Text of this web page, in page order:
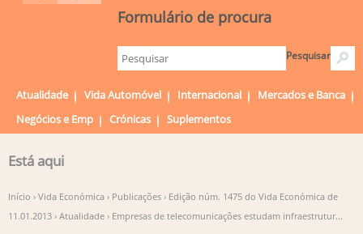
Formulário de procura
Pesquisar
Atualidade Vida Automóvel Internacional
Mercados e Banca
Negócios e Emp
Crónicas Suplementos
Está aqui
Início › Vida Económica › Publicações › Edição núm. 1475 do Vida Económica de
11.01.2013 › Atualidade › Empresas de telecomunicações estudam infraestrutur...